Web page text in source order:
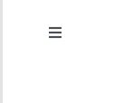
Toggle